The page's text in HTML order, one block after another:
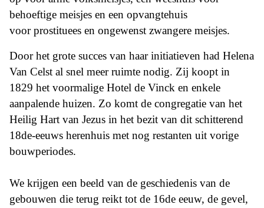
behoeftige meisjes en een opvangtehuis
voor prostituees en ongewenst zwangere meisjes.
Door het grote succes van haar initiatieven had Helena
Van Celst al snel meer ruimte nodig. Zij koopt in
1829 het voormalige Hotel de Vinck en enkele
aanpalende huizen. Zo komt de congregatie van het
Heilig Hart van Jezus in het bezit van dit schitterend
18de-eeuws herenhuis met nog restanten uit vorige
bouwperiodes.
We krijgen een beeld van de geschiedenis van de
gebouwen die terug reikt tot de 16de eeuw, de gevel,